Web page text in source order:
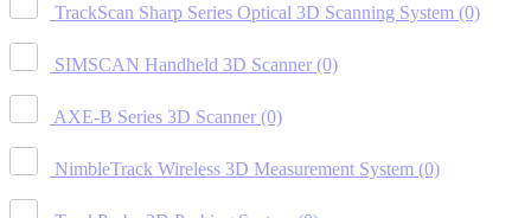
TrackScan Sharp Series Optical 3D Scanning System (0)
SIMSCAN Handheld 3D Scanner (0)
AXE-B Series 3D Scanner (0)
NimbleTrack Wireless 3D Measurement System (0)